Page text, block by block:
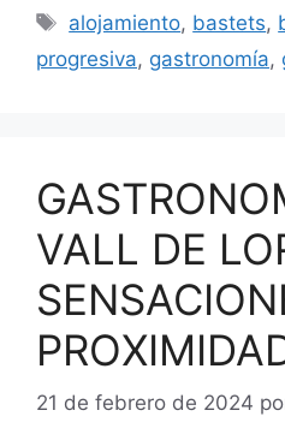
alojamiento, bastets,
progresiva, gastronomía,
VALL DE
21 de febrero de 2024